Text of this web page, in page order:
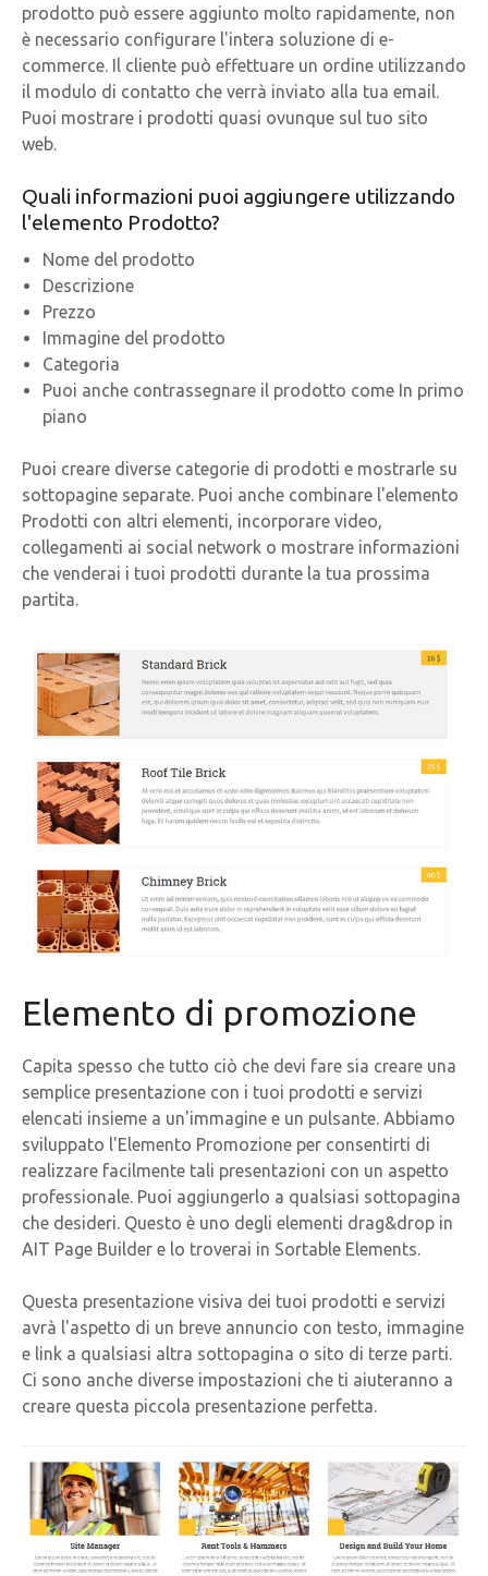
prodotto può essere aggiunto molto rapidamente, non
è necessario configurare l'intera soluzione di e-
commerce. Il cliente può effettuare un ordine utilizzando
il modulo di contatto che verrà inviato alla tua email.
Puoi mostrare i prodotti quasi ovunque sul tuo sito
web.
Quali informazioni puoi aggiungere utilizzando
l'elemento Prodotto?
Nome del prodotto
Descrizione
Prezzo
Immagine del prodotto
Categoria
Puoi anche contrassegnare il prodotto come In primo
piano
Puoi creare diverse categorie di prodotti e mostrarle su
sottopagine separate. Puoi anche combinare l'elemento
Prodotti con altri elementi, incorporare video,
collegamenti ai social network o mostrare informazioni
che venderai i tuoi prodotti durante la tua prossima
partita.
Elemento di promozione
Capita spesso che tutto ciò che devi fare sia creare una
semplice presentazione con i tuoi prodotti e servizi
elencati insieme a un'immagine e un pulsante. Abbiamo
sviluppato l'Elemento Promozione per consentirti di
realizzare facilmente tali presentazioni con un aspetto
professionale. Puoi aggiungerlo a qualsiasi sottopagina
che desideri. Questo è uno degli elementi drag&drop in
AIT Page Builder e lo troverai in Sortable Elements.
Questa presentazione visiva dei tuoi prodotti e servizi
avrà l'aspetto di un breve annuncio con testo, immagine
e link a qualsiasi altra sottopagina o sito di terze parti.
Ci sono anche diverse impostazioni che ti aiuteranno a
creare questa piccola presentazione perfetta.